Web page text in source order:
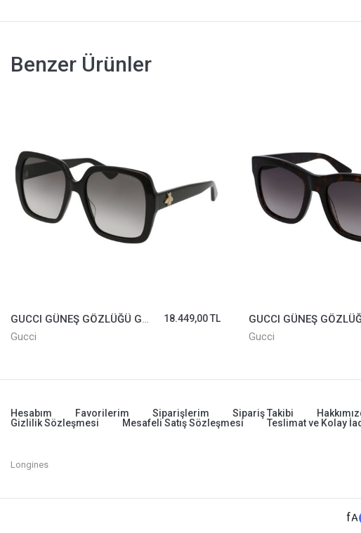
Benzer Ürünler
GUCCI GÜNEŞ GÖZLÜĞÜ GG0096/S-001
Gucci
18.449,00 TL
Gucci
Hesabım Favorilerim Siparişlerim Sipariş Takibi
Gizlilik Sözleşmesi
Mesafeli Satış Sözleşmesi Teslimat ve Kolay
Longines